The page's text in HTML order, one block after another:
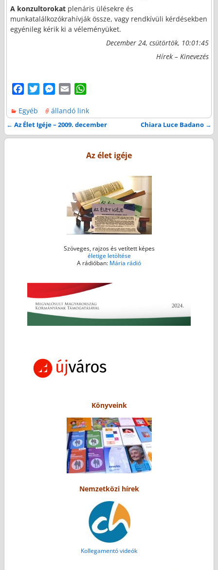
A konzultorokatplenáris ülésekre és
munkatalálkozókrahívják össze, vagy rendkívüli kérdésekben
egyénileg kérik ki a véleményüket.
December 24, csütörtök, 10:01:45
Hírek – Kinevezés
c
e
b
t
t
M
s
s
e
a
i
l
a
t
s
p
Egyéb állandó link
Bejegyzés navigáció
← Az Élet Igéje – 2009. december Chiara Luce Badano →
Az élet igéje
Szöveges, rajzos és vetített képes
életige letöltése
A rádióban: Mária rádió
Könyveink
Nemzetközi hírek
Kollegamentó videók